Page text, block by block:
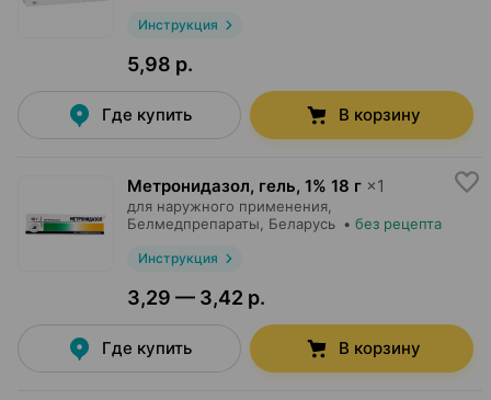
Инструкция
5,98 р.
Где купить В корзину
Метронидазол, гель, 1% 18 г ×1
для наружного применения,
Белмедпрепараты , Беларусь • без рецепта
Инструкция
3,29 — 3,42 р.
Где купить В корзину